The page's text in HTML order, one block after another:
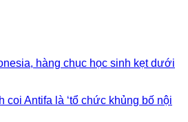
hàng chục học sinh kẹt dưới
coi Antifa là ‘tổ chức khủng bố nội